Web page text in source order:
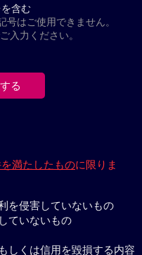
含む
はご使用できません。
入力ください。
満たしたものに限りま
を侵害していないもの
ていないもの
しくは信用を毀損する内容